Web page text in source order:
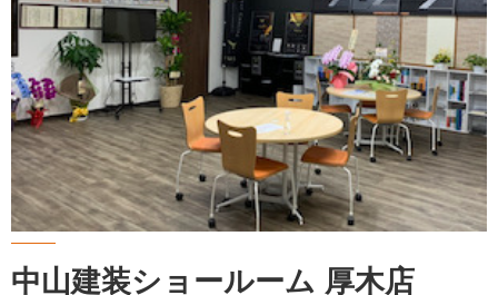
中山建装ショールーム 厚木店